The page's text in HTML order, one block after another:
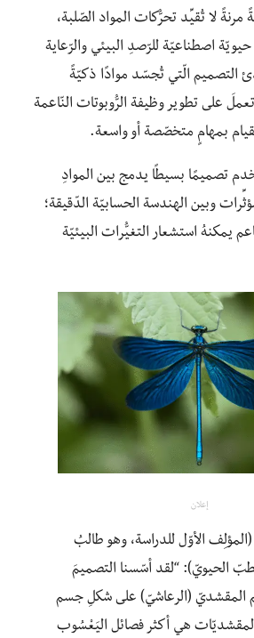
لا تُقيِّد تحرُّكات المواد الصّلبة،
اصطناعيّة للرّصدِ البيئي والرّعاية
التصميم الّتي تُجسّد موادًا ذكيّةً
على تطوير وظيفة الرُّوبوتات النّاعمة
بمهامٍ متخصّصة أو واسعة.
تصميمًا بسيطًا يدمج بين الموادِ
وبين الهندسة الحسابيّة الدّقيقة؛
يمكنهُ استشعار التغيُّرات البيئيّة
إعلان
(المؤلِف الأوّل للدراسة، وهو طالبُ
الحيويّ): “لقد أسّسنا التصميمَ
المقشديّ (الرعاشيّ) على شكلِ جسم
هي أكثر فصائل اليَعْسُوب